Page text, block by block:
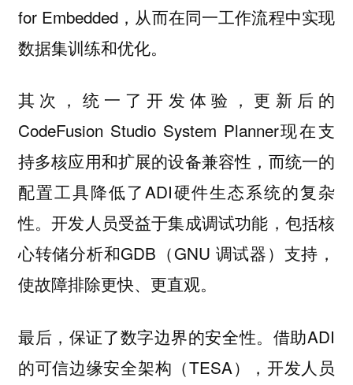
for Embedded，从而在同一工作流程中实现
数据集训练和优化。
其次，统一了开发体验，更新后的
CodeFusion Studio System Planner现在支
持多核应用和扩展的设备兼容性，而统一的
配置工具降低了ADI硬件生态系统的复杂
性。开发人员受益于集成调试功能，包括核
心转储分析和GDB（GNU 调试器）支持，
使故障排除更快、更直观。
最后，保证了数字边界的安全性。借助ADI
的可信边缘安全架构（TESA），开发人员